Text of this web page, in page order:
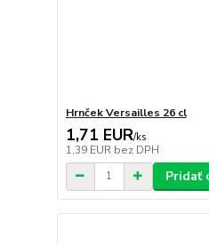
Hrnček Versailles 26 cl
1,71 EUR/ks
1,39 EUR bez DPH
Pridať